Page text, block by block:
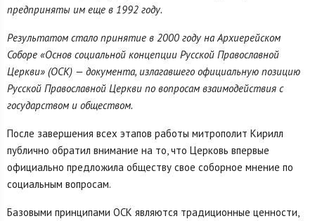
предприняты им еще в 1992 году.
Результатом стало принятие в 2000 году на Архиерейском
Соборе «Основ социальной концепции Русской Православной
Церкви» (ОСК) — документа, излагавшего официальную позицию
Русской Православной Церкви по вопросам взаимодействия с
государством и обществом.
После завершения всех этапов работы митрополит Кирилл
публично обратил внимание на то, что Церковь впервые
официально предложила обществу свое соборное мнение по
социальным вопросам.
Базовыми принципами ОСК являются традиционные ценности,